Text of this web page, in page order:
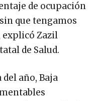
de ocupación
que tengamos
explicó Zazil
de Salud.
año, Baja